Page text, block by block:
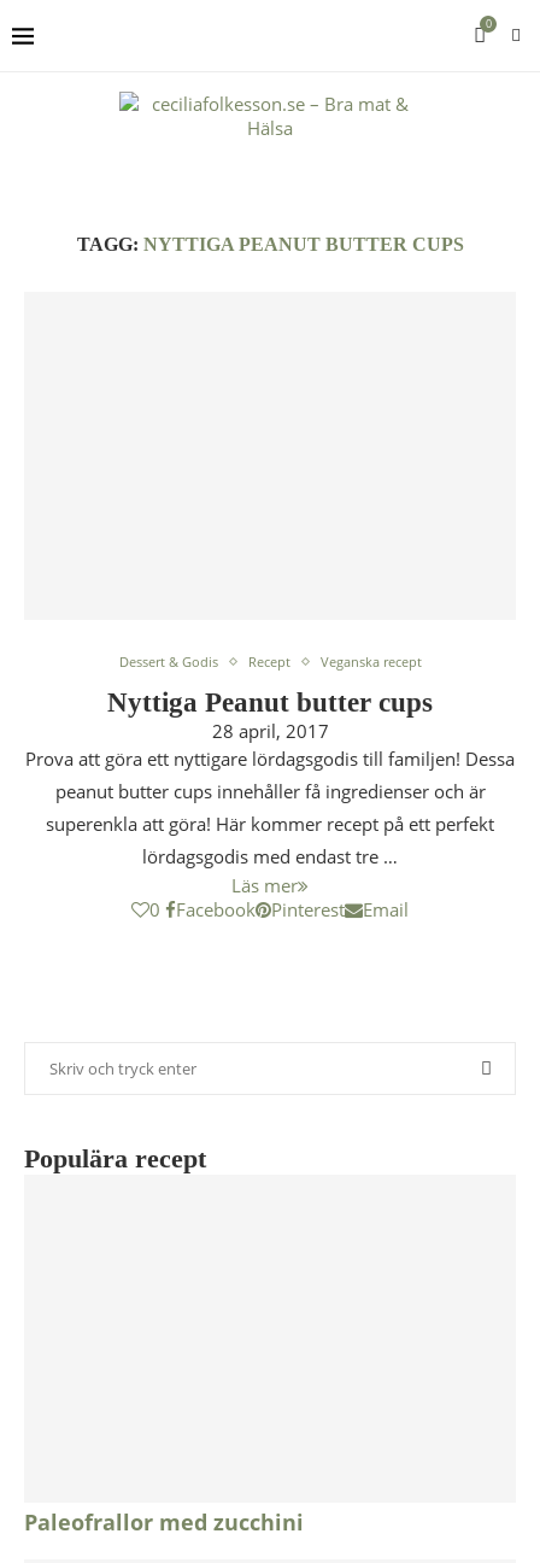
0
TAGG: NYTTIGA PEANUT BUTTER CUPS
Dessert & Godis Recept Veganska recept
Nyttiga Peanut butter cups
28 april, 2017
Prova att göra ett nyttigare lördagsgodis till familjen! Dessa
peanut butter cups innehåller få ingredienser och är
superenkla att göra! Här kommer recept på ett perfekt
lördagsgodis med endast tre …
Läs mer
0
Facebook Pinterest Email
Populära recept
Paleofrallor med zucchini